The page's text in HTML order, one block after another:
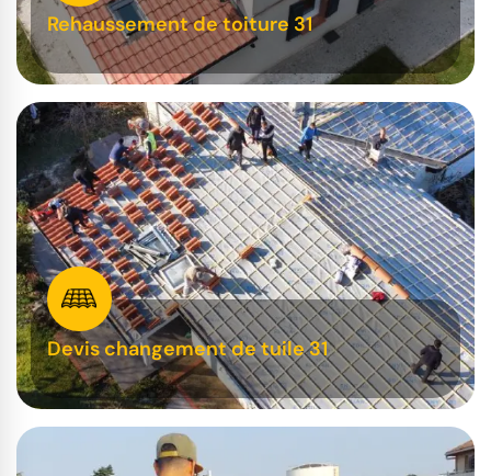
Rehaussement de toiture 31
Devis changement de tuile 31